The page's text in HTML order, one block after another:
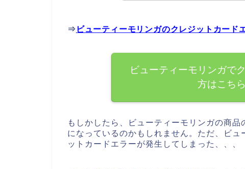
⇒ ビューティーモリンガのクレジットカード
ビューティーモリンガで
方はこち
もしかしたら、ビューティーモリンガの商
になっているのかもしれません。ただ、ビ
ットカードエラーが発生してしまった、、、